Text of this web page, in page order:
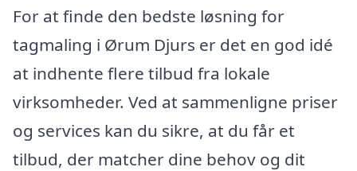
For at finde den bedste løsning for
tagmaling i Ørum Djurs er det en god idé
at indhente flere tilbud fra lokale
virksomheder. Ved at sammenligne priser
og services kan du sikre, at du får et
tilbud, der matcher dine behov og dit